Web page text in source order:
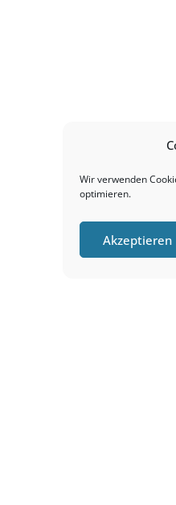
Wir verwenden
optimieren.
Akzeptieren